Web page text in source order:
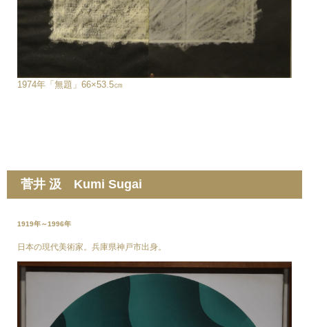
1974年「無題」66×53.5㎝
菅井 汲 Kumi Sugai
1919年～1996年
日本の現代美術家。兵庫県神戸市出身。